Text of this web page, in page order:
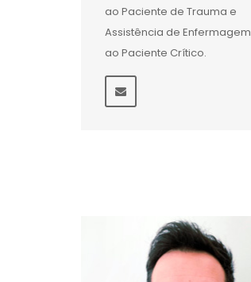
ao Paciente de Trauma e
Assistência de Enfermagem
ao Paciente Crítico.